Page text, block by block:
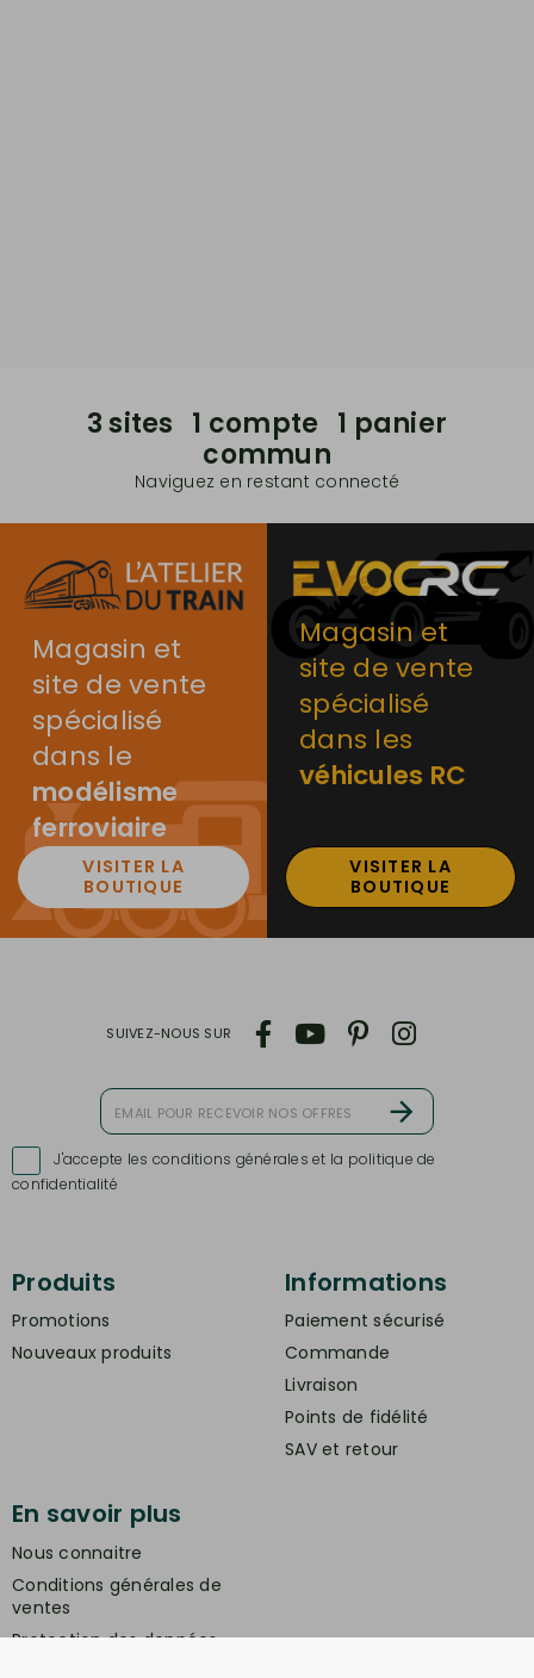
3 sites 1 compte 1 panier
commun
Naviguez en restant connecté
Magasin et
site de vente
spécialisé
dans le
modélisme
ferroviaire
VISITER LA
BOUTIQUE
Magasin et
site de vente
spécialisé
dans les
véhicules RC
VISITER LA
BOUTIQUE
J'accepte les conditions générales et la politique de
confidentialité
SUIVEZ-NOUS SUR
Produits
Promotions
Nouveaux produits
Informations
Paiement sécurisé
Commande
Livraison
Points de fidélité
SAV et retour
En savoir plus
Nous connaitre
Conditions générales de
ventes
Protection des données